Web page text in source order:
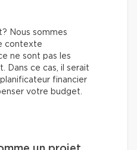
Nous sommes
contexte
ne sont pas les
Dans ce cas, il serait
financier
votre budget.